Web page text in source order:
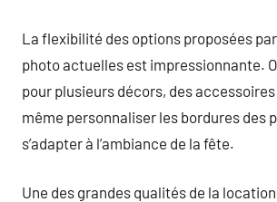
La flexibilité des options proposées
photo actuelles est impressionnante.
pour plusieurs décors, des
même personnaliser les bordures des
s’adapter à l’ambiance de la fête.
Une des grandes qualités de la